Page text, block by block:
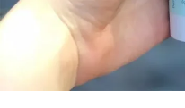
No Rio Grande do Sul, as
Pentavalente: 91%